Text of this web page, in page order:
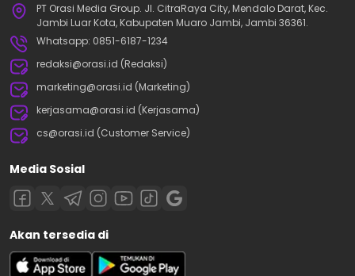
PT Orasi Media Group. Jl. CitraRaya City, Mendalo Darat, Kec.
Jambi Luar Kota, Kabupaten Muaro Jambi, Jambi 36361.
Whatsapp: 0851-6187-1234
redaksi@orasi.id (Redaksi)
marketing@orasi.id (Marketing)
kerjasama@orasi.id (Kerjasama)
cs@orasi.id (Customer Service)
Media Sosial
Akan tersedia di